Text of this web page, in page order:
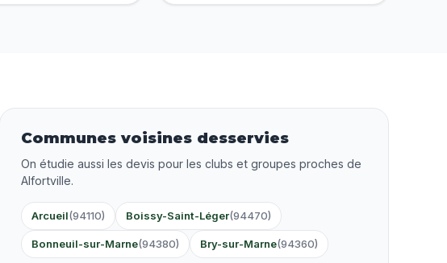
Communes voisines desservies
On étudie aussi les devis pour les clubs et groupes proches de
Alfortville.
Arcueil(94110) Boissy-Saint-Léger(94470)
Bonneuil-sur-Marne(94380) Bry-sur-Marne(94360)